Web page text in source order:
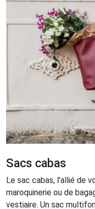
Sacs cabas
Le sac cabas, l'allié de
maroquinerie ou de
vestiaire. Un sac